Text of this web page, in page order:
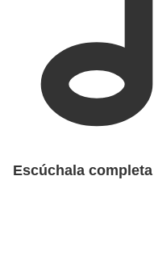
Escúchala completa